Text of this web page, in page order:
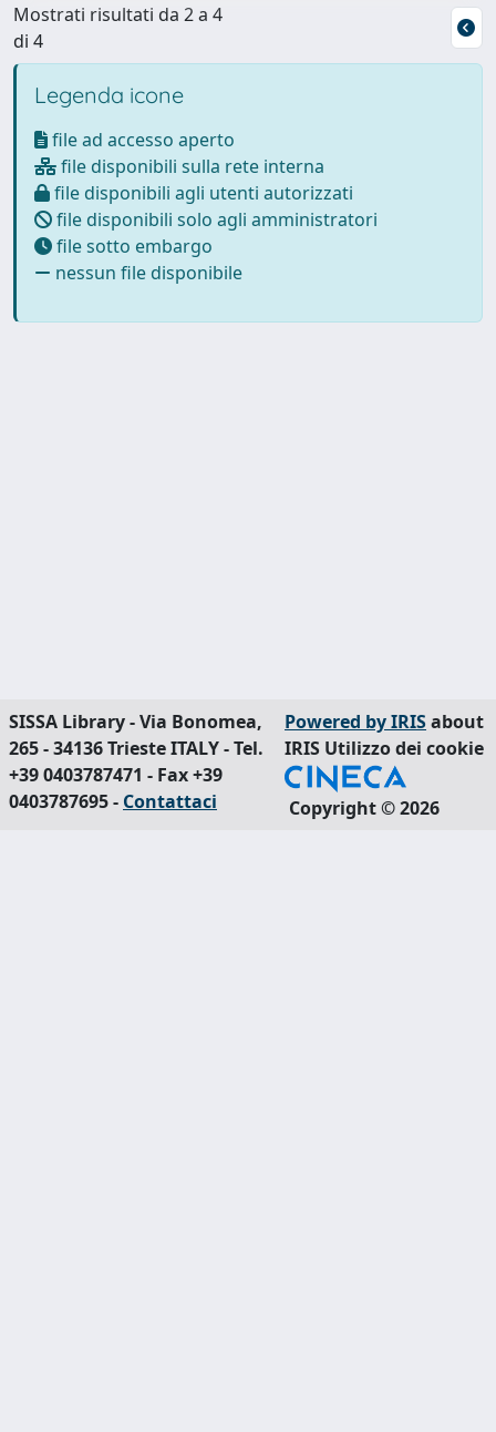
Mostrati risultati da 2 a 4
di 4
Legenda icone
file ad accesso aperto
file disponibili sulla rete interna
file disponibili agli utenti autorizzati
file disponibili solo agli amministratori
file sotto embargo
nessun file disponibile
SISSA Library - Via Bonomea,
265 - 34136 Trieste ITALY - Tel.
+39 0403787471 - Fax +39
0403787695 - Contattaci
Powered by IRISabout
IRIS Utilizzo dei cookie
Copyright © 2026